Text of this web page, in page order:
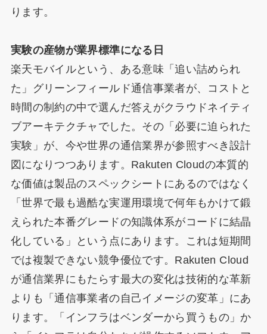
ります。
実験の産物が業界標準になる日
楽天モバイルという、ある意味「追い詰められ
た」グリーンフィールド通信事業者が、コストと
時間の制約の中で選んだ答えがクラウドネイティ
ブアーキテクチャでした。その「必要に迫られた
実験」が、今や世界の通信業界が参照すべき設計
図になりつつあります。Rakuten Cloudの本質的
な価値は製品のスペックシートにあるのではなく
「世界で最も過酷な実運用環境で何年もかけて鍛
えられた本番グレードの知識体系がコードに結晶
化している」という点にあります。これは短期間
では複製できない競争優位です。Rakuten Cloud
が通信業界にもたらす最大の変化は技術的な革新
よりも「通信事業者の自己イメージの変革」にあ
ります。「インフラはベンダーから買うもの」か